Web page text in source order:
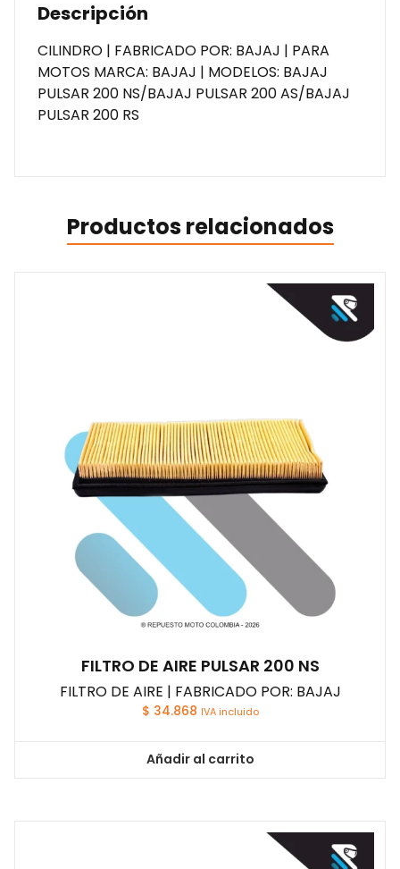
Descripción
CILINDRO | FABRICADO POR: BAJAJ | PARA
MOTOS MARCA: BAJAJ | MODELOS: BAJAJ
PULSAR 200 NS/BAJAJ PULSAR 200 AS/BAJAJ
PULSAR 200 RS
Productos relacionados
FILTRO DE AIRE PULSAR 200 NS
FILTRO DE AIRE | FABRICADO POR: BAJAJ
$ 34.868 IVA incluido
Añadir al carrito